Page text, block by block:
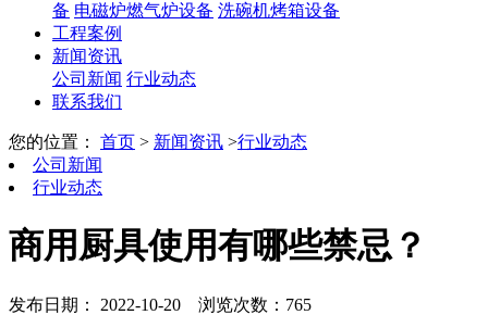
备 电磁炉燃气炉设备 洗碗机烤箱设备
工程案例
新闻资讯
公司新闻 行业动态
联系我们
您的位置： 首页 > 新闻资讯 >行业动态
公司新闻
行业动态
商用厨具使用有哪些禁忌？
发布日期： 2022-10-20 浏览次数：765